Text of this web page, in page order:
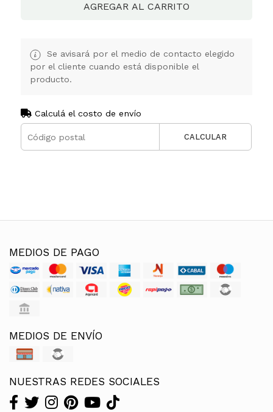
AGREGAR AL CARRITO
Se avisará por el medio de contacto elegido
por el cliente cuando está disponible el
producto.
Calculá el costo de envío
CALCULAR
MEDIOS DE PAGO
MEDIOS DE ENVÍO
NUESTRAS REDES SOCIALES